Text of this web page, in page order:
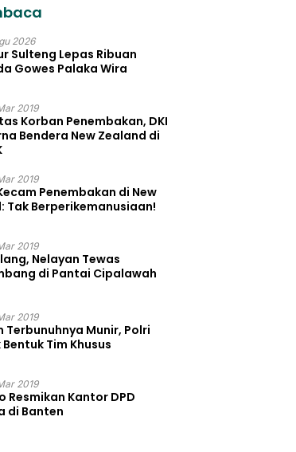
2026
Sulteng Lepas Ribuan
Gowes Palaka Wira
2019
Korban Penembakan, DKI
Bendera New Zealand di
2019
Penembakan di New
Tak Berperikemanusiaan!
2019
Nelayan Tewas
di Pantai Cipalawah
2019
Terbunuhnya Munir, Polri
Tim Khusus
2019
Resmikan Kantor DPD
di Banten